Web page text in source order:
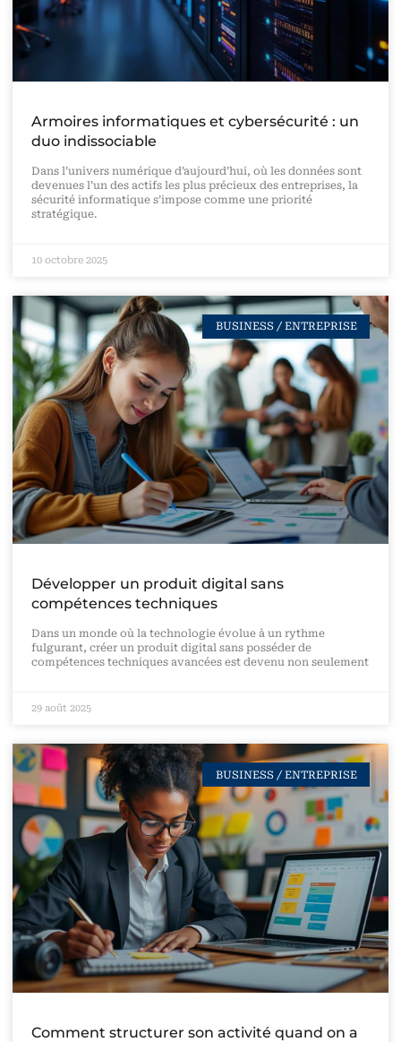
Armoires informatiques et cybersécurité : un
duo indissociable
Dans l’univers numérique d’aujourd’hui, où les données sont
devenues l’un des actifs les plus précieux des entreprises, la
sécurité informatique s’impose comme une priorité
stratégique.
10 octobre 2025
BUSINESS / ENTREPRISE
Développer un produit digital sans
compétences techniques
Dans un monde où la technologie évolue à un rythme
fulgurant, créer un produit digital sans posséder de
compétences techniques avancées est devenu non seulement
29 août 2025
BUSINESS / ENTREPRISE
Comment structurer son activité quand on a